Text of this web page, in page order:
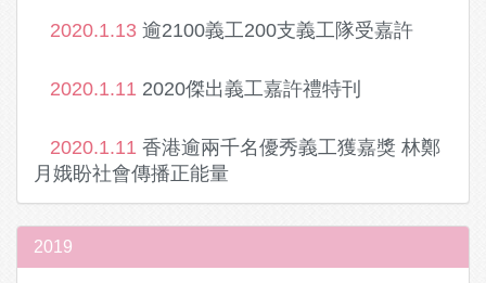
2020.1.13 逾2100義工200支義工隊受嘉許
2020.1.11 2020傑出義工嘉許禮特刊
2020.1.11 香港逾兩千名優秀義工獲嘉獎 林鄭
月娥盼社會傳播正能量
2019